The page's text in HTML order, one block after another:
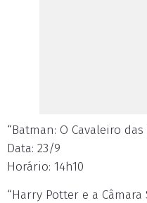
“Batman: O Cavaleiro das
Data: 23/9
Horário: 14h10
“Harry Potter e a Câmara